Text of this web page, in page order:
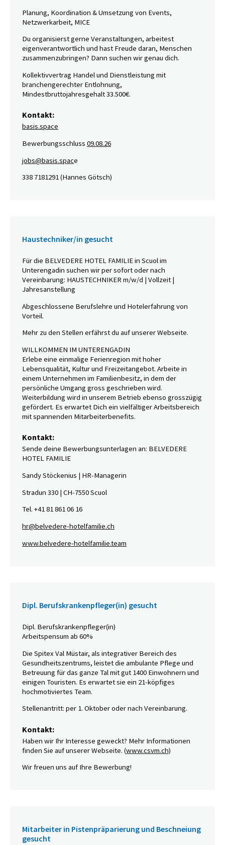
Planung, Koordination & Umsetzung von Events,
Netzwerkarbeit, MICE
Du organisierst gerne Veranstaltungen, arbeitest
eigenverantwortlich und hast Freude daran, Menschen
zusammenzubringen? Dann suchen wir genau dich.
Kollektivvertrag Handel und Dienstleistung mit
branchengerechter Entlohnung,
Mindestbruttojahresgehalt 33.500€.
Kontakt:
basis.space
Bewerbungsschluss 09.08.26
jobs@basis.space
338 7181291 (Hannes Götsch)
Haustechniker/in gesucht
Für die BELVEDERE HOTEL FAMILIE in Scuol im
Unterengadin suchen wir per sofort oder nach
Vereinbarung: HAUSTECHNIKER m/w/d | Vollzeit |
Jahresanstellung
Abgeschlossene Berufslehre und Hotelerfahrung von
Vorteil.
Mehr zu den Stellen erfährst du auf unserer Webseite.
WILLKOMMEN IM UNTERENGADIN
Erlebe eine einmalige Ferienregion mit hoher
Lebensqualität, Kultur und Freizeitangebot. Arbeite in
einem Unternehmen im Familienbesitz, in dem der
persönliche Umgang gross geschrieben wird.
Weiterbildung wird in unserem Betrieb ebenso grosszügig
gefördert. Es erwartet Dich ein vielfältiger Arbeitsbereich
mit spannenden Mitarbeiterbenefits.
Kontakt:
Sende deine Bewerbungsunterlagen an: BELVEDERE
HOTEL FAMILIE
Sandy Stöckenius | HR-Managerin
Stradun 330 | CH-7550 Scuol
Tel. +41 81 861 06 16
hr@belvedere-hotelfamilie.ch
www.belvedere-hotelfamilie.team
Dipl. Berufskrankenpfleger(in) gesucht
Dipl. Berufskrankenpfleger(in)
Arbeitspensum ab 60%
Die Spitex Val Müstair, als integrativer Bereich des
Gesundheitszentrums, leistet die ambulante Pflege und
Betreuung für das ganze Tal mit gut 1400 Einwohnern und
einigen Touristen. Es erwartet sie ein 21-köpfiges
hochmotiviertes Team.
Stellenantritt: per 1. Oktober oder nach Vereinbarung.
Kontakt:
Haben wir Ihr Interesse geweckt? Mehr Informationen
finden Sie auf unserer Webseite. (www.csvm.ch)
Wir freuen uns auf Ihre Bewerbung!
Mitarbeiter in Pistenpräparierung und Beschneiung
gesucht